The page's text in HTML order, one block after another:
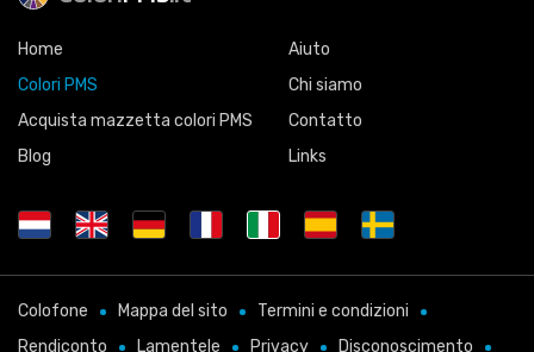
Home
Colori PMS
Acquista mazzetta colori PMS
Blog
Aiuto
Chi siamo
Contatto
Links
Colofone Mappa del sito
Termini e condizioni
Rendiconto
Lamentele Privacy Disconoscimento